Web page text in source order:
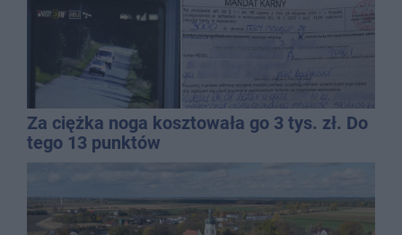
Za ciężka noga kosztowała go 3 tys. zł. Do
tego 13 punktów